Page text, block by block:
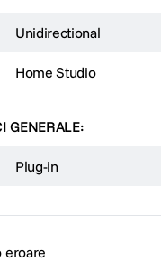
dB
pot schimba
3 m
Unidirectional
Home Studio
GENERALE:
Plug-in
eroare